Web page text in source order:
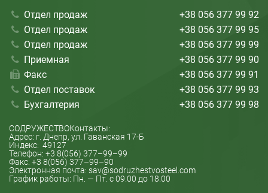
Отдел продаж
+38 056 377 99 92
Отдел продаж
+38 056 377 99 95
Отдел продаж
+38 056 377 99 99
Приемная
+38 056 377 99 90
Факс
+38 056 377 99 91
Отдел поставок
+38 056 377 99 93
Бухгалтерия
+38 056 377 99 98
СОДРУЖЕСТВОКонтакты:
Адрес: г. Днепр, ул. Гаванская 17-Б
Индекс: 49127
Телефон: +3 8(056) 377–99–99
Факс: +3 8(056) 377–99–90
Электронная почта: sav@sodruzhestvosteel.com
График работы: Пн. — Пт. с 09.00 до 18.00